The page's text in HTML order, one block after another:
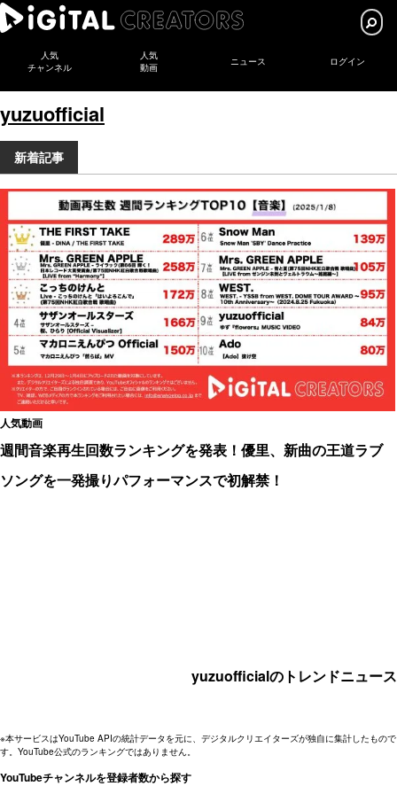
人気
チャンネル
人気
動画
ニュース ログイン
yuzuofficial
新着記事
人気動画
週間音楽再生回数ランキングを発表！優里、新曲の王道ラブ
ソングを一発撮りパフォーマンスで初解禁！
yuzuofficialのトレンドニュース
※本サービスはYouTube APIの統計データを元に、デジタルクリエイターズが独自に集計したもので
す。YouTube公式のランキングではありません。
YouTubeチャンネルを登録者数から探す